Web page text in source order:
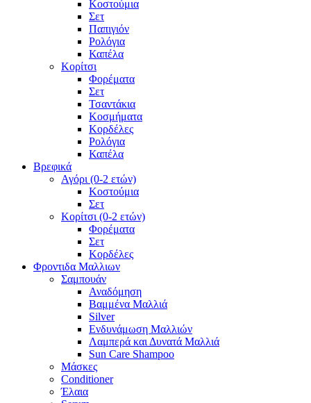
Κοστούμια
Σετ
Παπιγιόν
Ρολόγια
Καπέλα
Κορίτσι
Φορέματα
Σετ
Τσαντάκια
Κοσμήματα
Κορδέλες
Ρολόγια
Καπέλα
Βρεφικά
Αγόρι (0-2 ετών)
Κοστούμια
Σετ
Κορίτσι (0-2 ετών)
Φορέματα
Σετ
Κορδέλες
Φροντιδα Μαλλιων
Σαμπουάν
Αναδόμηση
Βαμμένα Μαλλιά
Silver
Ενδυνάμωση Μαλλιών
Λαμπερά και Δυνατά Μαλλιά
Sun Care Shampoo
Μάσκες
Conditioner
Έλαια